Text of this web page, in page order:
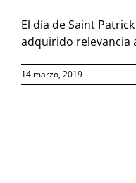
El día de Saint
adquirido relevancia
14 marzo, 2019